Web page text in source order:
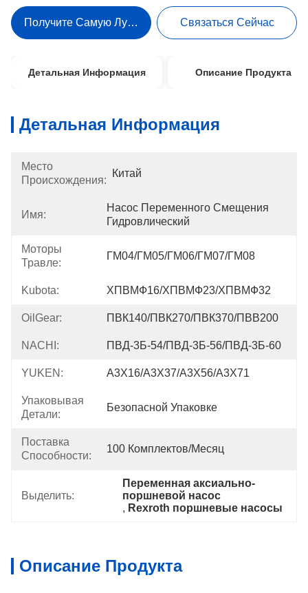
Получите Самую Лучшую ЦенуСвязаться Сейчас
Детальная Информация Описание Продукта
Детальная Информация
Место
Происхождения:
Китай
Имя:
Насос Переменного Смещения
Гидровлический
Моторы
Травле:
ГМ04/ГМ05/ГМ06/ГМ07/ГМ08
Kubota: ХПВМФ16/ХПВМФ23/ХПВМФ32
OilGear: ПВК140/ПВК270/ПВК370/ПВВ200
NACHI: ПВД-3Б-54/ПВД-3Б-56/ПВД-3Б-60
YUKEN: А3Х16/А3Х37/А3Х56/А3Х71
Упаковывая
Детали:
Безопасной Упаковке
Поставка
Способности:
100 Комплектов/месяц
Выделить:
Переменная аксиально-
поршневой насос
, Rexroth поршневые насосы
Описание Продукта